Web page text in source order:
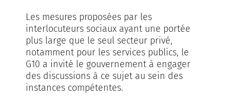
Les mesures proposées par les
interlocuteurs sociaux ayant une portée
plus large que le seul secteur privé,
notamment pour les services publics, le
G10 a invité le gouvernement à engager
des discussions à ce sujet au sein des
instances compétentes.